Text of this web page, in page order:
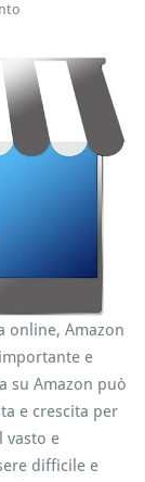
online, Amazon
e
su Amazon può
e crescita per
vasto e
difficile e